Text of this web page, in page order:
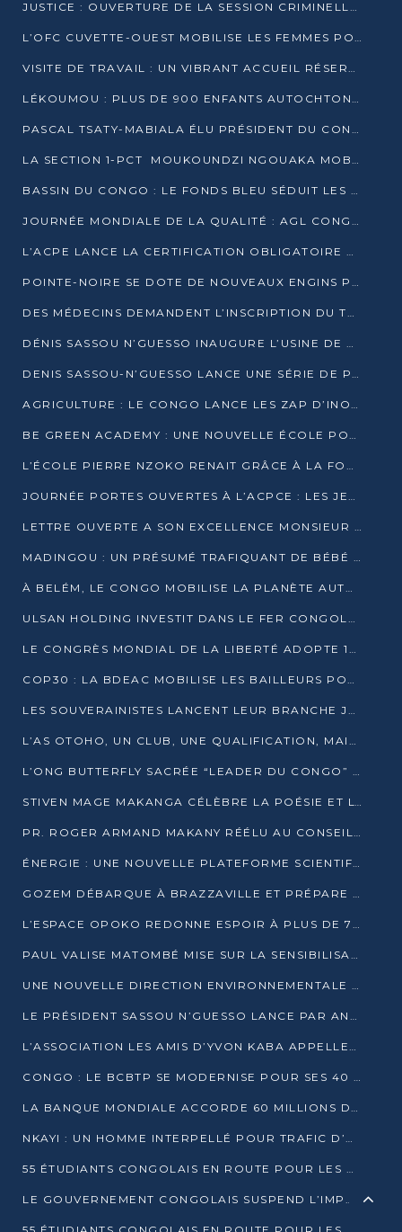
JUSTICE : OUVERTURE DE LA SESSION CRIMINELLE À BRAZZAVILLE AVEC 52 DOSSIERS AU RÔLE
L’OFC CUVETTE-OUEST MOBILISE LES FEMMES POUR ACCUEILLIR LE PRÉSIDENT DE LA RÉPUBLIQUE
VISITE DE TRAVAIL : UN VIBRANT ACCUEIL RÉSERVÉ À DENIS SASSOU-N’GUESSO PAR L’ASSOCIATION « LES AMIS DE WOMO »
LÉKOUMOU : PLUS DE 900 ENFANTS AUTOCHTONES REÇOIVENT DES KITS SCOLAIRES GRÂCE À L’ESPACE OPOKO
PASCAL TSATY-MABIALA ÉLU PRÉSIDENT DU CONSEIL NATIONAL DE L’UPADS
LA SECTION 1-PCT MOUKOUNDZI NGOUAKA MOBILISE 100 000 FCFA POUR LE 6ᵉ CONGRÈS DU PARTI
BASSIN DU CONGO : LE FONDS BLEU SÉDUIT LES BAILLEURS À BELÉM
JOURNÉE MONDIALE DE LA QUALITÉ : AGL CONGO FORME ET SENSIBILISE LES JEUNES TALENTS
L’ACPE LANCE LA CERTIFICATION OBLIGATOIRE DES CONTRATS DE TRAVAIL DES TRANSPORTEURS
POINTE-NOIRE SE DOTE DE NOUVEAUX ENGINS POUR L’ASSAINISSEMENT ET L’ENTRETIEN ROUTIER
DES MÉDECINS DEMANDENT L’INSCRIPTION DU TRAITEMENT DU PIED-BOT DANS LES CURSUS UNIVERSITAIRES
DÉNIS SASSOU N’GUESSO INAUGURE L’USINE DE VALORISATION DU GAZ ASSOCIÉ
DENIS SASSOU-N’GUESSO LANCE UNE SÉRIE DE PROJETS DANS LE KOUILOU
AGRICULTURE : LE CONGO LANCE LES ZAP D’INONI ET YONO
BE GREEN ACADEMY : UNE NOUVELLE ÉCOLE POUR LES MÉTIERS DE L’ÉCOLOGIE À POINTE-NOIRE
L’ÉCOLE PIERRE NZOKO RENAIT GRÂCE À LA FONDATION MUCODEC
JOURNÉE PORTES OUVERTES À L’ACPCE : LES JEUNES EN IMMERSION DANS L’ENTREPRISE
LETTRE OUVERTE A SON EXCELLENCE MONSIEUR DENIS SASSOU NGUESSO, PRESIDENT DE LAREPUBLIQUE DU CONGO
MADINGOU : UN PRÉSUMÉ TRAFIQUANT DE BÉBÉ CHIMPANZÉ FIXÉ SUR SON SORT LE 20 NOVEMBRE
À BELÉM, LE CONGO MOBILISE LA PLANÈTE AUTOUR DU FONDS BLEU POUR LE BASSIN DU CONGO
ULSAN HOLDING INVESTIT DANS LE FER CONGOLAIS
LE CONGRÈS MONDIAL DE LA LIBERTÉ ADOPTE 14 RÉSOLUTIONS HISTORIQUES
COP30 : LA BDEAC MOBILISE LES BAILLEURS POUR LE FONDS BLEU DU BASSIN DU CONGO
LES SOUVERAINISTES LANCENT LEUR BRANCHE JEUNE À BRAZZAVILLE
L’AS OTOHO, UN CLUB, UNE QUALIFICATION, MAIS ENCORE DES DOUTES
L’ONG BUTTERFLY SACRÉE “LEADER DU CONGO” AU PRIX D’EXCELLENCE 2025
STIVEN MAGE MAKANGA CÉLÈBRE LA POÉSIE ET L’HUMAIN AVEC SON RECUEIL “HECTARE”
PR. ROGER ARMAND MAKANY RÉÉLU AU CONSEIL DE L’AUF
ÉNERGIE : UNE NOUVELLE PLATEFORME SCIENTIFIQUE POUR LA TRANSITION ÉNERGÉTIQUE EN AFRIQUE CENTRALE
GOZEM DÉBARQUE À BRAZZAVILLE ET PRÉPARE SON ARRIVÉE À POINTE-NOIRE
L’ESPACE OPOKO REDONNE ESPOIR À PLUS DE 775 ÉLÈVES AUTOCHTONES DANS LE NORD DU CONGO
PAUL VALISE MATOMBÉ MISE SUR LA SENSIBILISATION POUR ÉRAQUER LE GRAND BANDITISME
UNE NOUVELLE DIRECTION ENVIRONNEMENTALE POUR RENFORCER LA GESTION DES DONNÉES AU CONGO
LE PRÉSIDENT SASSOU N’GUESSO LANCE PAR ANTICIPATION LA 39ÈME JOURNÉE NATIONALE DE L’ARBRE
L’ASSOCIATION LES AMIS D’YVON KABA APPELLENT DENIS SASSOU N’GUESSO À SE PORTER CANDIDAT
CONGO : LE BCBTP SE MODERNISE POUR SES 40 ANS D’EXISTENCE
LA BANQUE MONDIALE ACCORDE 60 MILLIONS DE DOLLARS POUR LA RÉSILIENCE URBAINE AU CONGO
NKAYI : UN HOMME INTERPELLÉ POUR TRAFIC D’UN BÉBÉ CHIMPANZÉ
55 ÉTUDIANTS CONGOLAIS EN ROUTE POUR LES UNIVERSITÉS ALGÉRIENNES
LE GOUVERNEMENT CONGOLAIS SUSPEND L’IMPORTATION DES MACHETTES ET DES MOTOS